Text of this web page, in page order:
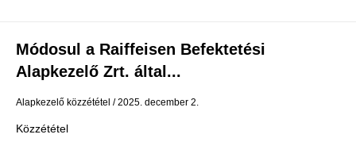
Módosul a Raiffeisen Befektetési
Alapkezelő Zrt. által...
Alapkezelő közzététel 2025. december 2.
Közzététel